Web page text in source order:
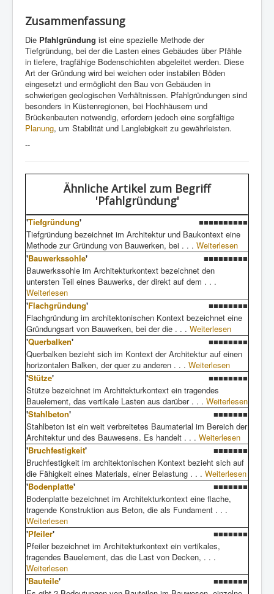
Zusammenfassung
Die Pfahlgründung ist eine spezielle Methode der
Tiefgründung, bei der die Lasten eines Gebäudes über Pfähle
in tiefere, tragfähige Bodenschichten abgeleitet werden. Diese
Art der Gründung wird bei weichen oder instabilen Böden
eingesetzt und ermöglicht den Bau von Gebäuden in
schwierigen geologischen Verhältnissen. Pfahlgründungen sind
besonders in Küstenregionen, bei Hochhäusern und
Brückenbauten notwendig, erfordern jedoch eine sorgfältige
Planung, um Stabilität und Langlebigkeit zu gewährleisten.
--
Ähnliche Artikel zum Begriff
'Pfahlgründung'
'Tiefgründung'
■■■■■■■■■■
Tiefgründung bezeichnet im Architektur und Baukontext eine
Methode zur Gründung von Bauwerken, bei . . . Weiterlesen
'Bauwerkssohle'
■■■■■■■■■
Bauwerkssohle im Architekturkontext bezeichnet den
untersten Teil eines Bauwerks, der direkt auf dem . . .
Weiterlesen
'Flachgründung'
■■■■■■■■
Flachgründung im architektonischen Kontext bezeichnet eine
Gründungsart von Bauwerken, bei der die . . . Weiterlesen
'Querbalken'
■■■■■■■■
Querbalken bezieht sich im Kontext der Architektur auf einen
horizontalen Balken, der quer zu anderen . . . Weiterlesen
'Stütze'
■■■■■■■■
Stütze bezeichnet im Architekturkontext ein tragendes
Bauelement, das vertikale Lasten aus darüber . . . Weiterlesen
'Stahlbeton'
■■■■■■■
Stahlbeton ist ein weit verbreitetes Baumaterial im Bereich der
Architektur und des Bauwesens. Es handelt . . . Weiterlesen
'Bruchfestigkeit'
■■■■■■■
Bruchfestigkeit im architektonischen Kontext bezieht sich auf
die Fähigkeit eines Materials, einer Belastung . . . Weiterlesen
'Bodenplatte'
■■■■■■■
Bodenplatte bezeichnet im Architekturkontext eine flache,
tragende Konstruktion aus Beton, die als Fundament . . .
Weiterlesen
'Pfeiler'
■■■■■■■
Pfeiler bezeichnet im Architekturkontext ein vertikales,
tragendes Bauelement, das die Last von Decken, . . .
Weiterlesen
'Bauteile'
■■■■■■■